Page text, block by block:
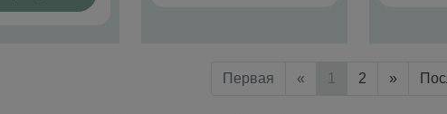
Первая « 1 2 »